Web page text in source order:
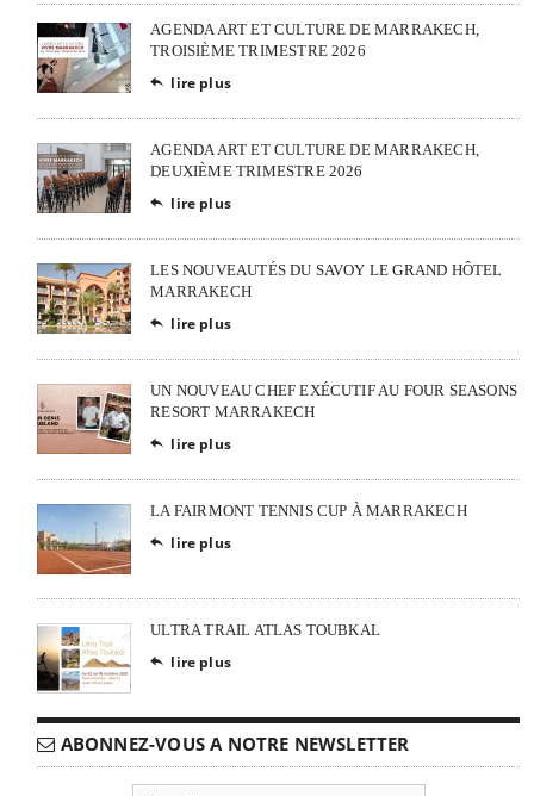
AGENDA ART ET CULTURE DE MARRAKECH,
TROISIÈME TRIMESTRE 2026
 lire plus
AGENDA ART ET CULTURE DE MARRAKECH,
DEUXIÈME TRIMESTRE 2026
 lire plus
LES NOUVEAUTÉS DU SAVOY LE GRAND HÔTEL
MARRAKECH
 lire plus
UN NOUVEAU CHEF EXÉCUTIF AU FOUR SEASONS
RESORT MARRAKECH
 lire plus
LA FAIRMONT TENNIS CUP À MARRAKECH
 lire plus
ULTRA TRAIL ATLAS TOUBKAL
 lire plus
ABONNEZ-VOUS A NOTRE NEWSLETTER